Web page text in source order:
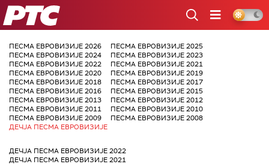
РТС
ПЕСМА ЕВРОВИЗИЈЕ 2026
ПЕСМА ЕВРОВИЗИЈЕ 2025
ПЕСМА ЕВРОВИЗИЈЕ 2024
ПЕСМА ЕВРОВИЗИЈЕ 2023
ПЕСМА ЕВРОВИЗИЈЕ 2022
ПЕСМА ЕВРОВИЗИЈЕ 2021
ПЕСМА ЕВРОВИЗИЈЕ 2020
ПЕСМА ЕВРОВИЗИЈЕ 2019
ПЕСМА ЕВРОВИЗИЈЕ 2018
ПЕСМА ЕВРОВИЗИЈЕ 2017
ПЕСМА ЕВРОВИЗИЈЕ 2016
ПЕСМА ЕВРОВИЗИЈЕ 2015
ПЕСМА ЕВРОВИЗИЈЕ 2013
ПЕСМА ЕВРОВИЗИЈЕ 2012
ПЕСМА ЕВРОВИЗИЈЕ 2011
ПЕСМА ЕВРОВИЗИЈЕ 2010
ПЕСМА ЕВРОВИЗИЈЕ 2009
ПЕСМА ЕВРОВИЗИЈЕ 2008
ДЕЧЈА ПЕСМА ЕВРОВИЗИЈЕ
ДЕЧЈА ПЕСМА ЕВРОВИЗИЈЕ 2022
ДЕЧЈА ПЕСМА ЕВРОВИЗИЈЕ 2021